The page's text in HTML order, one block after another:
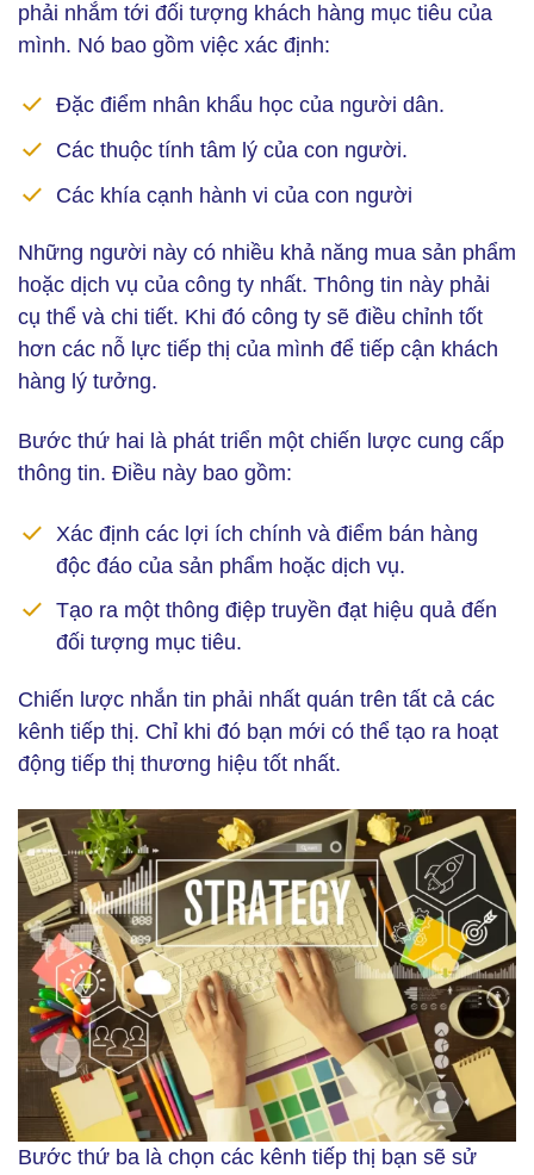
phải nhắm tới đối tượng khách hàng mục tiêu của
mình. Nó bao gồm việc xác định:
Đặc điểm nhân khẩu học của người dân.
Các thuộc tính tâm lý của con người.
Các khía cạnh hành vi của con người
Những người này có nhiều khả năng mua sản phẩm
hoặc dịch vụ của công ty nhất. Thông tin này phải
cụ thể và chi tiết. Khi đó công ty sẽ điều chỉnh tốt
hơn các nỗ lực tiếp thị của mình để tiếp cận khách
hàng lý tưởng.
Bước thứ hai là phát triển một chiến lược cung cấp
thông tin. Điều này bao gồm:
Xác định các lợi ích chính và điểm bán hàng
độc đáo của sản phẩm hoặc dịch vụ.
Tạo ra một thông điệp truyền đạt hiệu quả đến
đối tượng mục tiêu.
Chiến lược nhắn tin phải nhất quán trên tất cả các
kênh tiếp thị. Chỉ khi đó bạn mới có thể tạo ra hoạt
động tiếp thị thương hiệu tốt nhất.
Bước thứ ba là chọn các kênh tiếp thị bạn sẽ sử